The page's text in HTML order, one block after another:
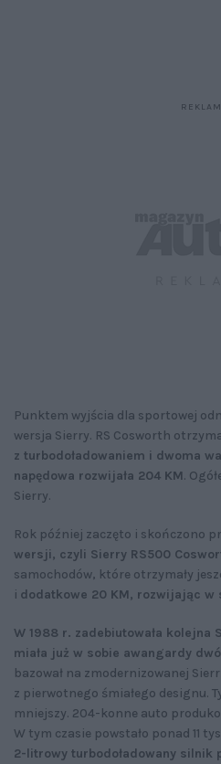
Punktem wyjścia dla sportowej
wersja Sierry. RS Cosworth
z turbodoładowaniem i dwoma
napędowa rozwijała 204 KM.
Sierry.
Rok później zaczęto i skończono
wersji, czyli Sierry RS500
samochodów, które otrzymały
i dodatkowe 20 KM, rozwijając w
W 1988 r. zadebiutowała kolejna
miała już w sobie awangardy
bazował na zmodernizowanej
z pierwotnego śmiałego designu.
mniejszy. 204-konne auto
W tym czasie powstało ponad 11
2-litrowy turbodoładowany silnik